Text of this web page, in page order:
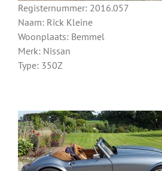
Registernummer: 2016.057
Naam: Rick Kleine
Woonplaats: Bemmel
Merk: Nissan
Type: 350Z